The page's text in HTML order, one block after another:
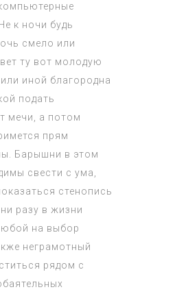
к ночи будь
смело или
ту вот молодую
иной благородна
подать
мечи, а потом
прям
Барышни в этом
свести с ума,
стенопись
разу в жизни
на выбор
неграмотный
рядом с